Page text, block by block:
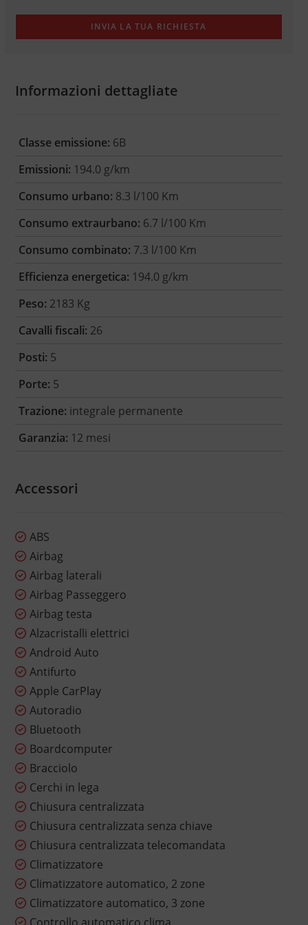
Informazioni dettagliate
Classe emissione: 6B
Emissioni: 194.0 g/km
Consumo urbano: 8.3 l/100 Km
Consumo extraurbano: 6.7 l/100 Km
Consumo combinato: 7.3 l/100 Km
Efficienza energetica: 194.0 g/km
Peso: 2183 Kg
Cavalli fiscali: 26
Posti: 5
Porte: 5
Trazione: integrale permanente
Garanzia: 12 mesi
Accessori
ABS
Airbag
Airbag laterali
Airbag Passeggero
Airbag testa
Alzacristalli elettrici
Android Auto
Antifurto
Apple CarPlay
Autoradio
Bluetooth
Boardcomputer
Bracciolo
Cerchi in lega
Chiusura centralizzata
Chiusura centralizzata senza chiave
Chiusura centralizzata telecomandata
Climatizzatore
Climatizzatore automatico, 2 zone
Climatizzatore automatico, 3 zone